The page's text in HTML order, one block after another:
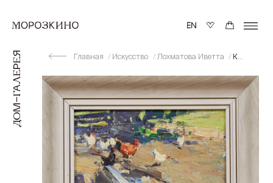
Главная Искусство Лохматова Иветта Курочки